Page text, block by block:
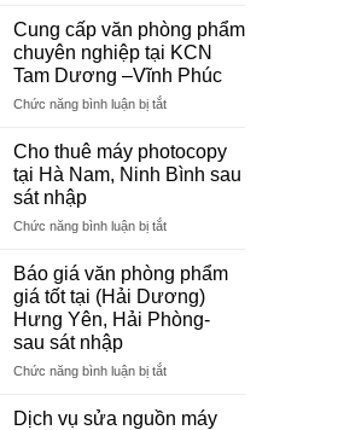
vụ
photocopy
giá
rẻ
hà
–
Báo
giá
tài
cho
học
sinh,
sinh
văn
công
Cung cấp văn phòng phẩm
chuyên nghiệp tại KCN
Tam Dương –Vĩnh Phúc
Chức năng bình luận bị tắtở
cấp
văn
phòng
chuyên
tại
KCN
Tam
Dương
Vĩnh
Cho thuê máy photocopy
tại Hà Nam, Ninh Bình sau
sát nhập
Chức năng bình luận bị tắtở
máy
photocopy
tại
Nam,
Báo giá văn phòng phẩm
giá tốt tại (Hải Dương)
Hưng Yên, Hải Phòng-
sau sát nhập
Chức năng bình luận bị tắtở
Dịch vụ sửa nguồn máy